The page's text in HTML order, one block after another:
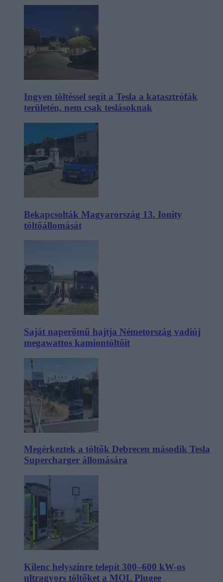
Ingyen töltéssel segít a Tesla a katasztrófák
területén, nem csak teslásoknak
Bekapcsolták Magyarország 13. Ionity
töltőállomását
Saját naperőmű hajtja Németország vadiúj
megawattos kamiontöltőit
Megérkeztek a töltők Debrecen második Tesla
Supercharger állomására
Kilenc helyszínre telepít 300–600 kW-os
ultragyors töltőket a MOL Plugee